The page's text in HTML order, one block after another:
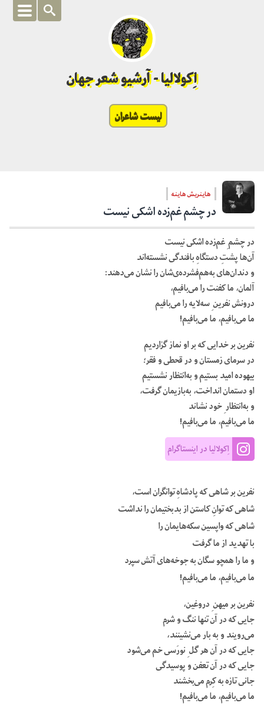
اِکولالیا - آرشیو شعر جهان
لیست شاعران
هاینریش هاینه
در چشم غم‌زده اشکی نیست
در چشم ِ غم‌زده اشکی نیست
آن‌ها پشتِ دستگاهِ بافندگی نشسته‌اند
و دندان‌های به‌هم‌فشرده‌ی‌شان را نشان می‌دهند:
آلمان، ما کفنت را می‌بافیم،
درونش نفرین ِ سه‌لایه را می‌بافیم
ما می‌بافیم، ما می‌بافیم!
نفرین بر خدایی که بر او نماز گزاردیم
در سرمای زمستان و در قحطی و فقر؛
بیهوده امید بستیم و به‌انتظار نشستیم
او دستمان انداخت، به‌بازیمان گرفت،
و به‌انتظار ِ خود نشاند
ما می‌بافیم، ما می‌بافیم!
اِکولالیا در اینستاگرام
نفرین بر شاهی که پادشاهِ توانگران است،
شاهی که توانِ کاستن از بدبختیمان را نداشت
شاهی که واپسین سکه‌هایمان را
با تهدید از ما گرفت
و ما را همچو سگان به‌ جوخه‌های آتش سپرد
ما می‌بافیم، ما می‌بافیم!
نفرین بر میهن ِ دروغین،
جایی که در آن تنها ننگ و شرم
می‌رویند و به‌ بار می‌نشینند،
جایی که در آن هر گل ِ نورَسی خم می‌شود
جایی که در آن تعفن و پوسیدگی
جانی تازه به‌ کِرم می‌بخشند
ما می‌بافیم، ما می‌بافیم!